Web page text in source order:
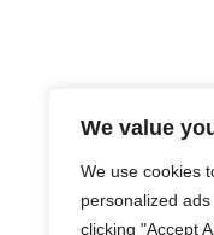
We value
We use cookies
personalized
clicking "Accept